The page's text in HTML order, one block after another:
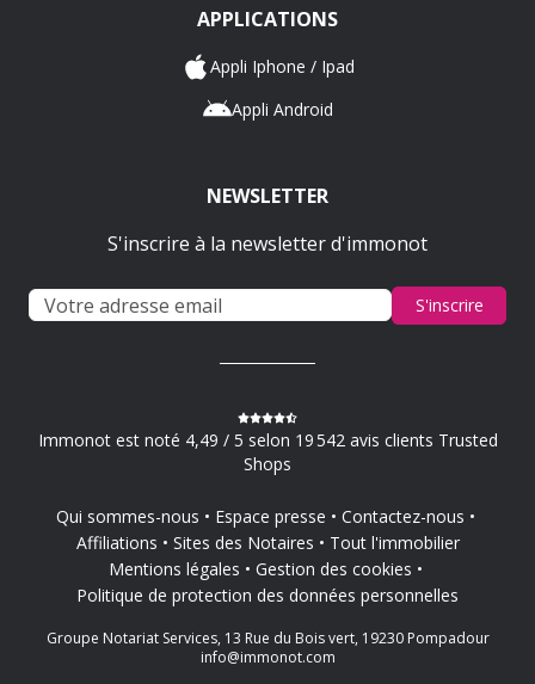
APPLICATIONS
Appli Iphone / Ipad
Appli Android
NEWSLETTER
S'inscrire à la newsletter d'immonot
S'inscrire
Immonot est noté 4,49 / 5 selon 19 542 avis clients Trusted
Shops
Qui sommes-nous Espace presse
Contactez-nous
Affiliations
Sites des Notaires
Tout l'immobilier
Mentions légales
Gestion des cookies
Politique de protection des données personnelles
Groupe Notariat Services, 13 Rue du Bois vert, 19230 Pompadour
info@immonot.com